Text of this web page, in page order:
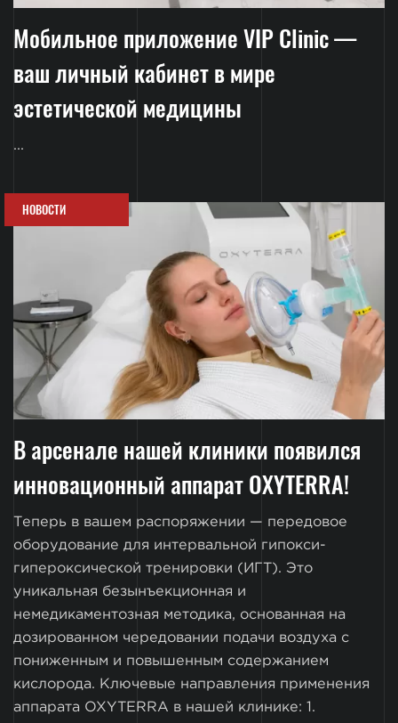
Мобильное приложение VIP Clinic —
ваш личный кабинет в мире
эстетической медицины
...
НОВОСТИ
В арсенале нашей клиники появился
инновационный аппарат OXYTERRA!
Теперь в вашем распоряжении — передовое
оборудование для интервальной гипокси-
гипероксической тренировки (ИГТ). Это
уникальная безынъекционная и
немедикаментозная методика, основанная на
дозированном чередовании подачи воздуха с
пониженным и повышенным содержанием
кислорода. Ключевые направления применения
аппарата OXYTERRA в нашей клинике: 1.